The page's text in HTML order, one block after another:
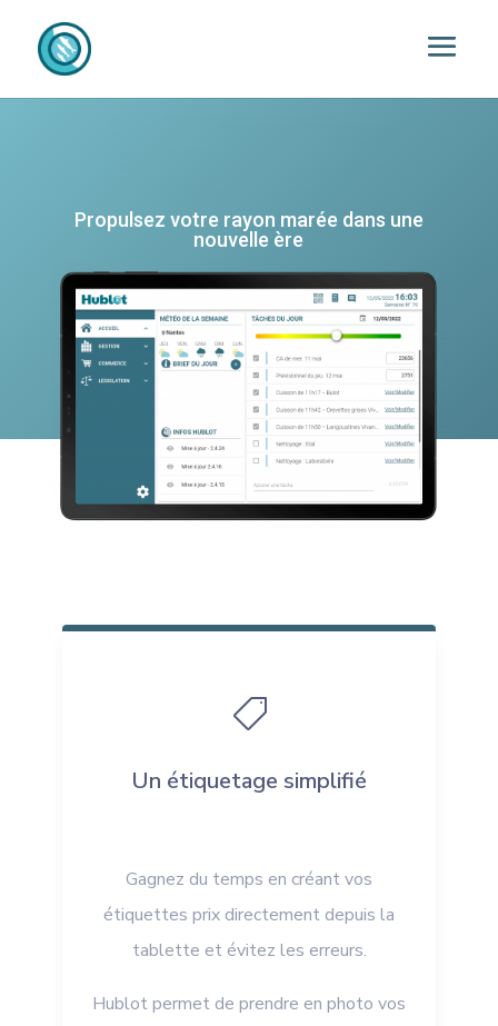
Propulsez votre rayon marée dans une
nouvelle ère

Un étiquetage simplifié
Gagnez du temps en créant vos
étiquettes prix directement depuis la
tablette et évitez les erreurs.
Hublot permet de prendre en photo vos